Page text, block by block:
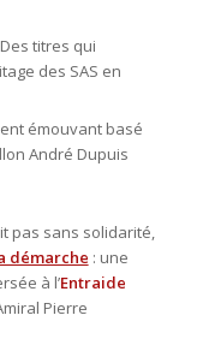
titres qui
des SAS en
émouvant basé
André Dupuis
pas sans solidarité,
démarche : une
à l’Entraide
Pierre